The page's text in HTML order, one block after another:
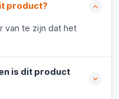
product?
van te zijn dat het
is dit product